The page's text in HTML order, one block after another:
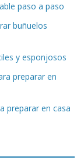
paso a paso
buñuelos
y esponjosos
preparar en
preparar en casa